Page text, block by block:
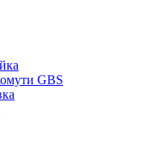
GBS